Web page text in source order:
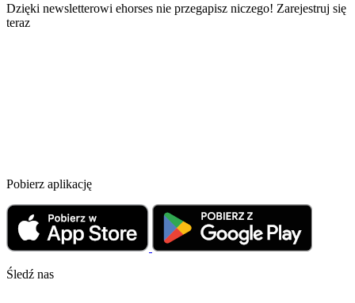
Dzięki newsletterowi ehorses nie przegapisz niczego! Zarejestruj się
teraz
Pobierz aplikację
Śledź nas